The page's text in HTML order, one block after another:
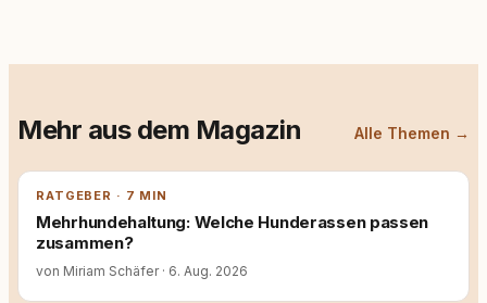
Mehr aus dem Magazin Alle Themen →
RATGEBER · 7 MIN
Mehrhundehaltung: Welche Hunderassen passen
zusammen?
von Miriam Schäfer · 6. Aug. 2026